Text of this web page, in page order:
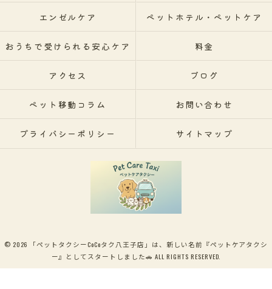
エンゼルケア ペットホテル・ペットケア
おうちで受けられる安心ケア 料金
アクセス ブログ
ペット移動コラム お問い合わせ
プライバシーポリシー サイトマップ
© 2026 「ペットタクシーCoCoタク八王子店」は、新しい名前『ペットケアタクシ
ー』としてスタートしました🚗 ALL RIGHTS RESERVED.